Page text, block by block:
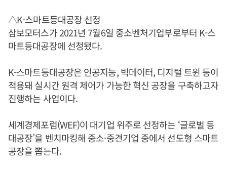
△K-스마트등대공장 선정
삼보모터스가 2021년 7월6일 중소벤처기업부로부터 K-스
마트등대공장에 선정됐다.
K-스마트등대공장은 인공지능, 빅데이터, 디지털 트윈 등이
적용돼 실시간 원격 제어가 가능한 혁신 공장을 구축하고자
진행하는 사업이다.
세계경제포럼(WEF)이 대기업 위주로 선정하는 ‘글로벌 등
대공장’을 벤치마킹해 중소·중견기업 중에서 선도형 스마트
공장을 뽑는다.